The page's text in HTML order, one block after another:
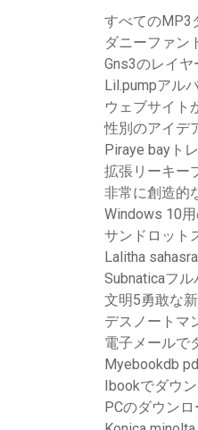
すべてのMP3
ダニーファン
Gns3のレイ
Lil.pumpアル
ウェブサイト
性別のアイデ
Piraye bayト
拡張リーキー
非常に創造的
Windows 10
サンドロット
Lalitha
Subnaticaフ
文明5勇敢な
デスノートマ
電子メールで
Myebookdb
Ibookでダウ
PCのダウン